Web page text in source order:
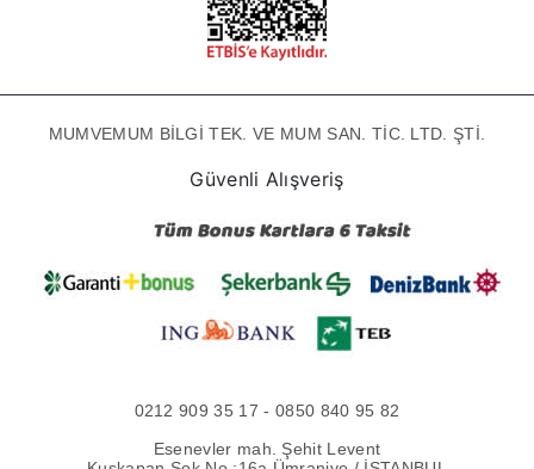
MUMVEMUM BİLGİ TEK. VE MUM SAN. TİC. LTD. ŞTİ.
Güvenli Alışveriş
0212 909 35 17 - 0850 840 95 82
Esenevler mah. Şehit Levent